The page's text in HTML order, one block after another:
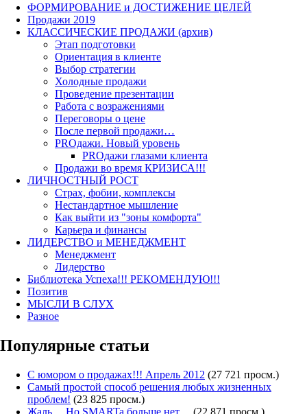
ФОРМИРОВАНИЕ и ДОСТИЖЕНИЕ ЦЕЛЕЙ
Продажи 2019
КЛАССИЧЕСКИЕ ПРОДАЖИ (архив)
Этап подготовки
Ориентация в клиенте
Выбор стратегии
Холодные продажи
Проведение презентации
Работа с возражениями
Переговоры о цене
После первой продажи…
PROдажи. Новый уровень
PROдажи глазами клиента
Продажи во время КРИЗИСА!!!
ЛИЧНОСТНЫЙ РОСТ
Страх, фобии, комплексы
Нестандартное мышление
Как выйти из "зоны комфорта"
Карьера и финансы
ЛИДЕРСТВО и МЕНЕДЖМЕНТ
Менеджмент
Лидерство
Библиотека Успеха!!! РЕКОМЕНДУЮ!!!
Позитив
МЫСЛИ В СЛУХ
Разное
Популярные статьи
С юмором о продажах!!! Апрель 2012 (27 721 просм.)
Самый простой способ решения любых жизненных
проблем! (23 825 просм.)
Жаль… Но SMARTa больше нет…
(22 871 просм.)